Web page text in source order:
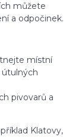
můžete
a odpočinek.
místní
útulných
pivovarů a
Klatovy,